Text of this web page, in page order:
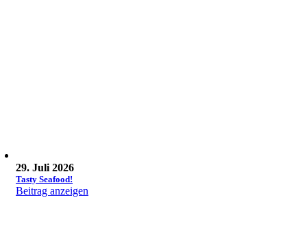
29. Juli 2026
Tasty Seafood!
Beitrag anzeigen